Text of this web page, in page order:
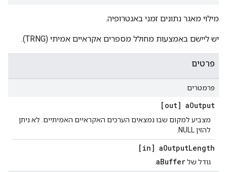
מילוי מאגר נתונים זמני באנטרופיה.
יש ליישם באמצעות מחולל מספרים אקראיים אמיתי (TRNG).
פרטים
פרמטרים
[out] aOutput
מצביע למקום שבו נמצאים הערכים האקראיים האמיתיים. לא ניתן
להזין NULL.
[in] aOutputLength
גודל שלaBuffer